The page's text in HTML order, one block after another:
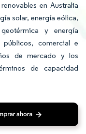
en Australia
solar, energía eólica,
y energía
comercial e
de mercado y los
de capacidad